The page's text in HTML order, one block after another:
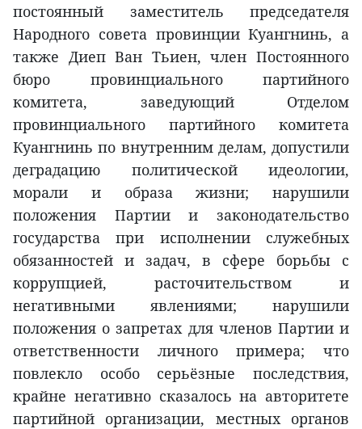
постоянный заместитель председателя
Народного совета провинции Куангнинь, а
также Диеп Ван Тьиен, член Постоянного
бюро провинциального партийного
комитета, заведующий Отделом
провинциального партийного комитета
Куангнинь по внутренним делам, допустили
деградацию политической идеологии,
морали и образа жизни; нарушили
положения Партии и законодательство
государства при исполнении служебных
обязанностей и задач, в сфере борьбы с
коррупцией, расточительством и
негативными явлениями; нарушили
положения о запретах для членов Партии и
ответственности личного примера; что
повлекло особо серьёзные последствия,
крайне негативно сказалось на авторитете
партийной организации, местных органов